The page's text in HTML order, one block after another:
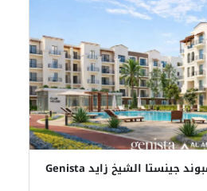
شقة للبيع 126م في كمبوند جينستا الشيخ زايد Genista